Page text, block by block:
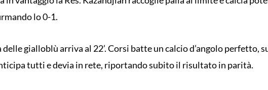
lo 0-1.
delle gialloblù arriva al 22’. Corsi batte un calcio d’angolo perfetto,
tutti e devia in rete, riportando subito il risultato in parità.